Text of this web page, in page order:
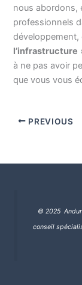
nous abordons,
professionnels
l’infrastructure
à ne pas avoir
que vous vous
PREVIOUS
© 2025
conseil